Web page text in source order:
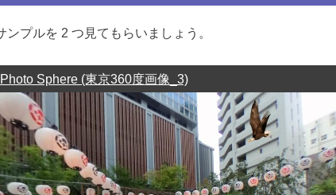
ンプルを 2 つ見てもらいましょう。
Sphere (東京360度画像_3)